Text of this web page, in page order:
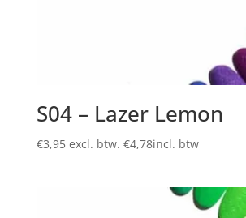
S04 – Lazer Lemon
€3,95 excl. btw. €4,78incl. btw